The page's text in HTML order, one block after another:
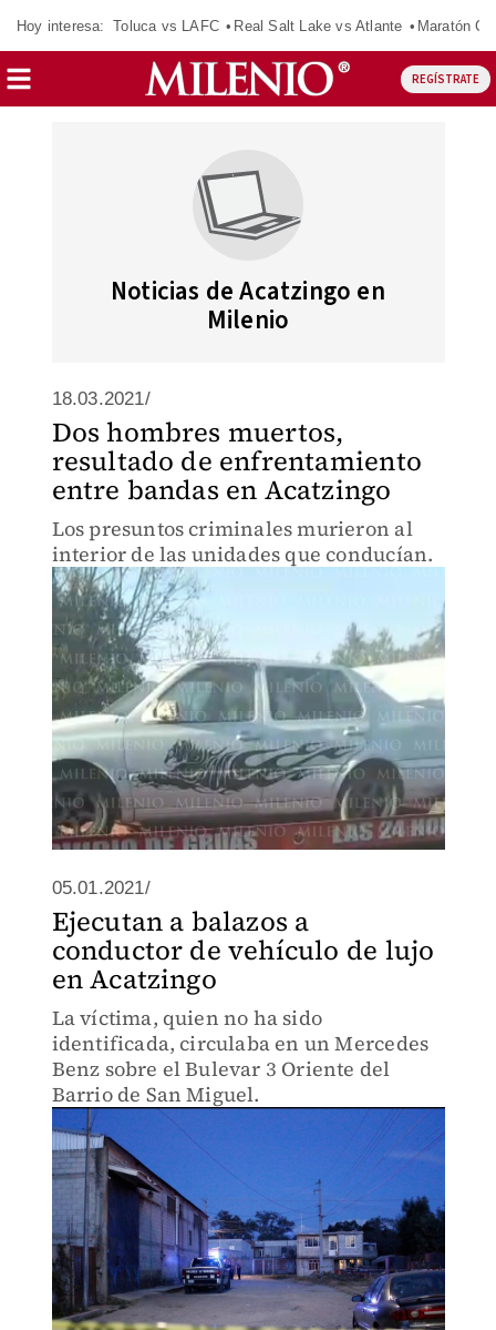
Hoy interesa: Toluca vs LAFC Real Salt Lake vs Atlante Maratón
REGÍSTRATE
Noticias de Acatzingo en
Milenio
18.03.2021/
Dos hombres muertos,
resultado de enfrentamiento
entre bandas en Acatzingo
Los presuntos criminales murieron al
interior de las unidades que conducían.
05.01.2021/
Ejecutan a balazos a
conductor de vehículo de lujo
en Acatzingo
La víctima, quien no ha sido
identificada, circulaba en un Mercedes
Benz sobre el Bulevar 3 Oriente del
Barrio de San Miguel.